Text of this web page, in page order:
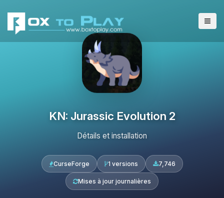
KN: Jurassic Evolution 2
Détails et installation
CurseForge 1 versions 7,746
Mises à jour journalières